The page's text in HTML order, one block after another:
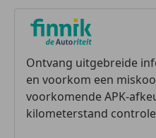
Ontvang uitgebreide
en voorkom een
voorkomende APK-
kilometerstand